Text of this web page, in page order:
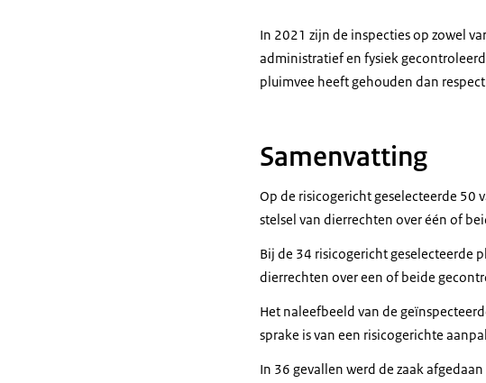
In 2021 zijn de inspecties op zowel
administratief en fysiek
pluimvee heeft gehouden dan
Samenvatting
Op de risicogericht geselecteerde
stelsel van dierrechten over één of
Bij de 34 risicogericht geselecteerde
dierrechten over een of beide
Het naleefbeeld van de
sprake is van een risicogerichte
In 36 gevallen werd de zaak